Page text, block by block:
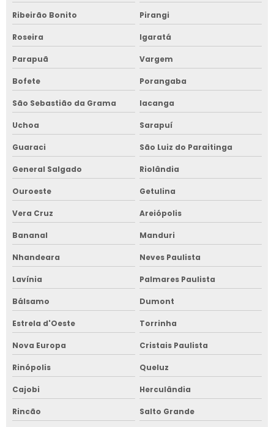
Ribeirão Bonito Pirangi
Roseira Igaratá
Parapuã Vargem
Bofete Porangaba
São Sebastião da Grama Iacanga
Uchoa Sarapuí
Guaraci São Luiz do Paraitinga
General Salgado Riolândia
Ouroeste Getulina
Vera Cruz Areiópolis
Bananal Manduri
Nhandeara Neves Paulista
Lavínia Palmares Paulista
Bálsamo Dumont
Estrela d'Oeste Torrinha
Nova Europa Cristais Paulista
Rinópolis Queluz
Cajobi Herculândia
Rincão Salto Grande